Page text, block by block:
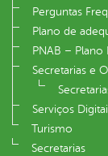
Perguntas
Plano de
PNAB – Plano
Secretarias e
Serviços
Turismo
Secretarias